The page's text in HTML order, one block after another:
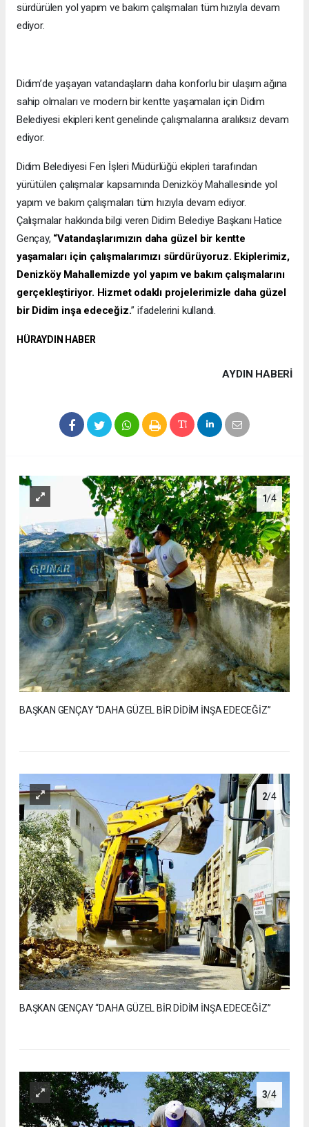
sürdürülen yol yapım ve bakım çalışmaları tüm hızıyla devam
ediyor.
Didim’de yaşayan vatandaşların daha konforlu bir ulaşım ağına
sahip olmaları ve modern bir kentte yaşamaları için Didim
Belediyesi ekipleri kent genelinde çalışmalarına aralıksız devam
ediyor.
Didim Belediyesi Fen İşleri Müdürlüğü ekipleri tarafından
yürütülen çalışmalar kapsamında Denizköy Mahallesinde yol
yapım ve bakım çalışmaları tüm hızıyla devam ediyor.
Çalışmalar hakkında bilgi veren Didim Belediye Başkanı Hatice
Gençay, “Vatandaşlarımızın daha güzel bir kentte
yaşamaları için çalışmalarımızı sürdürüyoruz. Ekiplerimiz,
Denizköy Mahallemizde yol yapım ve bakım çalışmalarını
gerçekleştiriyor. Hizmet odaklı projelerimizle daha güzel
bir Didim inşa edeceğiz.” ifadelerini kullandı.
HÜRAYDIN HABER
AYDIN HABERİ
1/4
BAŞKAN GENÇAY “DAHA GÜZEL BİR DİDİM İNŞA EDECEĞİZ”
2/4
BAŞKAN GENÇAY “DAHA GÜZEL BİR DİDİM İNŞA EDECEĞİZ”
3/4